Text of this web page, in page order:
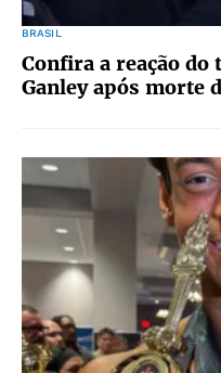
BRASIL
Confira a reação
Ganley após morte